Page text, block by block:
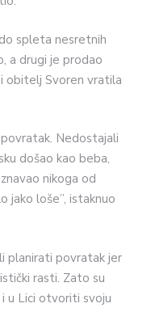
spleta nesretnih
a drugi je prodao
obitelj Svoren vratila
Nedostajali
došao kao beba,
nikoga od
jako loše”, istaknuo
planirati povratak jer
rasti. Zato su
u Lici otvoriti svoju